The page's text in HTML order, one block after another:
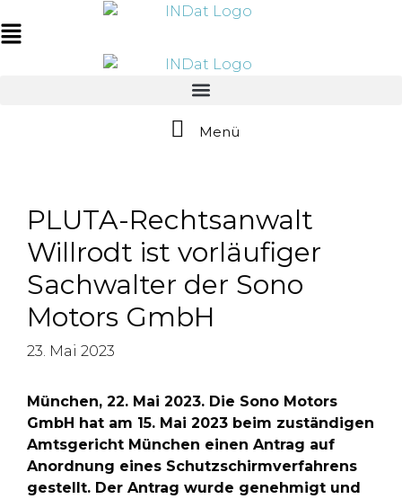
springen
Inhalt
Main
Menü
PLUTA-Rechtsanwalt
Willrodt ist vorläufiger
Sachwalter der Sono
Motors GmbH
23. Mai 2023
München, 22. Mai 2023. Die Sono Motors
GmbH hat am 15. Mai 2023 beim zuständigen
Amtsgericht München einen Antrag auf
Anordnung eines Schutzschirmverfahrens
gestellt. Der Antrag wurde genehmigt und